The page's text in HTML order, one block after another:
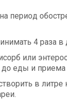
период
4 раза
или
еды и
в